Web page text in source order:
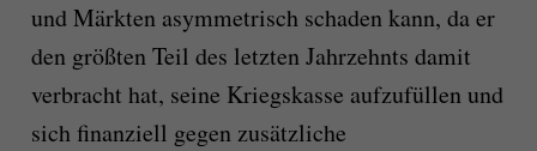
und Märkten asymmetrisch schaden kann, da er
den größten Teil des letzten Jahrzehnts damit
verbracht hat, seine Kriegskasse aufzufüllen und
sich finanziell gegen zusätzliche